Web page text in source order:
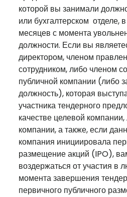
которой вы занимали
или бухгалтерском отделе,
месяцев с момента
должности. Если вы
директором, членом
сотрудником, либо членом
публичной компании (либо
должность), которая
участника тендерного
качестве целевой
компании, а также, если
компания инициировала
размещение акций (IPO),
воздержаться от участия в
момента завершения
первичного публичного